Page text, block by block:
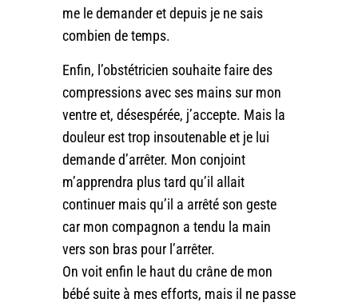
me le demander et depuis je ne sais
combien de temps.
Enfin, l’obstétricien souhaite faire des
compressions avec ses mains sur mon
ventre et, désespérée, j’accepte. Mais la
douleur est trop insoutenable et je lui
demande d’arrêter. Mon conjoint
m’apprendra plus tard qu’il allait
continuer mais qu’il a arrêté son geste
car mon compagnon a tendu la main
vers son bras pour l’arrêter.
On voit enfin le haut du crâne de mon
bébé suite à mes efforts, mais il ne passe